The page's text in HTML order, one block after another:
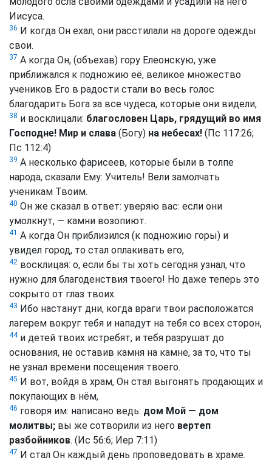
Иисуса.
36 И когда Он ехал, они расстилали на дороге одежды
свои.
37 А когда Он, (объехав) гору Елеонскую, уже
приближался к подножию её, великое множество
учеников Его в радости стали во весь голос
благодарить Бога за все чудеса, которые они видели,
38 и восклицали: благословен Царь, грядущий во имя
Господне! Мир и слава (Богу) на небесах! (Пс 117:26;
Пс 112:4)
39 А несколько фарисеев, которые были в толпе
народа, сказали Ему: Учитель! Вели замолчать
ученикам Твоим.
40 Он же сказал в ответ: уверяю вас: если они
умолкнут, — камни возопиют.
41 А когда Он приблизился (к подножию горы) и
увидел город, то стал оплакивать его,
42 восклицая: о, если бы ты хоть сегодня узнал, что
нужно для благоденствия твоего! Но даже теперь это
сокрыто от глаз твоих.
43 Ибо настанут дни, когда враги твои расположатся
лагерем вокруг тебя и нападут на тебя со всех сторон,
44и детей твоих истребят, и тебя разрушат до
основания, не оставив камня на камне, за то, что ты
не узнал времени посещения твоего.
45 И вот, войдя в храм, Он стал выгонять продающих и
покупающих в нём,
46 говоря им: написано ведь: дом Мой — дом
молитвы; вы же сотворили из него вертеп
разбойников. (Ис 56:6; Иер 7:11)
47 И стал Он каждый день проповедовать в храме.